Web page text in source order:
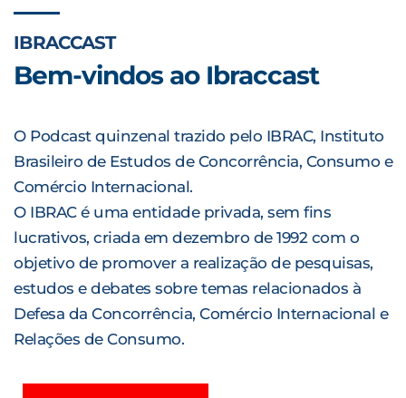
IBRACCAST
Bem-vindos ao Ibraccast
O Podcast quinzenal trazido pelo IBRAC, Instituto
Brasileiro de Estudos de Concorrência, Consumo e
Comércio Internacional.
O IBRAC é uma entidade privada, sem fins
lucrativos, criada em dezembro de 1992 com o
objetivo de promover a realização de pesquisas,
estudos e debates sobre temas relacionados à
Defesa da Concorrência, Comércio Internacional e
Relações de Consumo.